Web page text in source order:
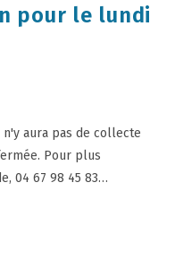
pour le lundi
aura pas de collecte
Pour plus
04 67 98 45 83…